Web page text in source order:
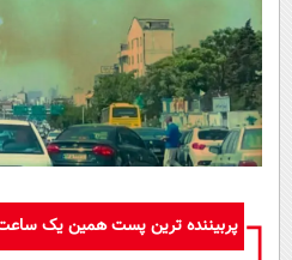
پربیننده ترین پست همین یک